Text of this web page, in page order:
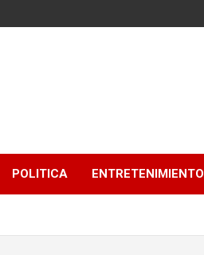
POLITICA ENTRETENIMIENTO